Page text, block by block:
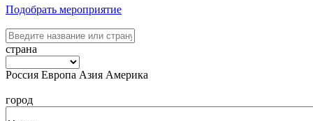
Подобрать мероприятие
страна
Россия Европа Азия Америка
город